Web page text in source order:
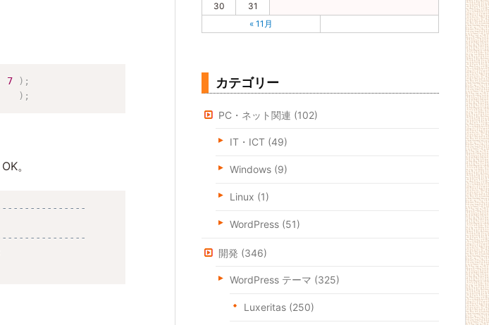
7 ) ;
) ;
。
30
31
« 11月
カテゴリー
PC・ネット関連 (102)
IT・ICT (49)
Windows (9)
Linux (1)
WordPress (51)
開発 (346)
WordPress テーマ (325)
Luxeritas (250)